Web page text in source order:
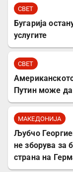
СВЕТ
Бугарија
услугите
СВЕТ
Путин може да
МАКЕДОНИЈА
Љубчо
не зборува за
страна на